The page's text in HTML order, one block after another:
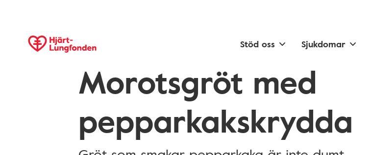
Stöd oss Sjukdomar
Morotsgröt med
pepparkakskrydda